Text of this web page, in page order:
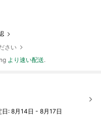
さい
より速い配送.
日: 8月14日 - 8月17日